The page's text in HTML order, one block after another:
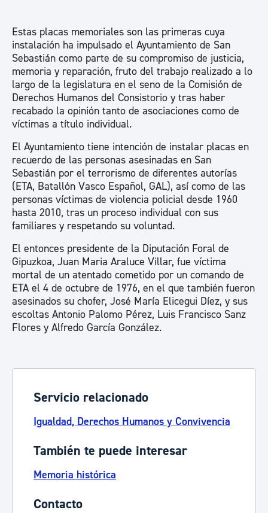
Estas placas memoriales son las primeras cuya
instalación ha impulsado el Ayuntamiento de San
Sebastián como parte de su compromiso de justicia,
memoria y reparación, fruto del trabajo realizado a lo
largo de la legislatura en el seno de la Comisión de
Derechos Humanos del Consistorio y tras haber
recabado la opinión tanto de asociaciones como de
víctimas a título individual.
El Ayuntamiento tiene intención de instalar placas en
recuerdo de las personas asesinadas en San
Sebastián por el terrorismo de diferentes autorías
(ETA, Batallón Vasco Español, GAL), así como de las
personas víctimas de violencia policial desde 1960
hasta 2010, tras un proceso individual con sus
familiares y respetando su voluntad.
El entonces presidente de la Diputación Foral de
Gipuzkoa, Juan Maria Araluce Villar, fue víctima
mortal de un atentado cometido por un comando de
ETA el 4 de octubre de 1976, en el que también fueron
asesinados su chofer, José María Elicegui Díez, y sus
escoltas Antonio Palomo Pérez, Luis Francisco Sanz
Flores y Alfredo García González.
Servicio relacionado
Igualdad, Derechos Humanos y Convivencia
También te puede interesar
Memoria histórica
Contacto